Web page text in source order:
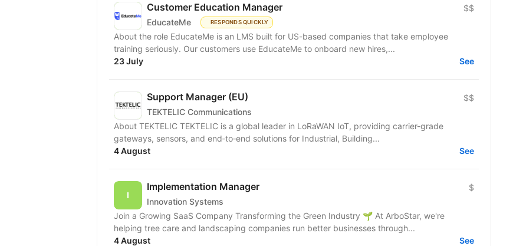
Customer Education Manager
EducateMe RESPONDS QUICKLY
$$
About the role EducateMe is an LMS built for US-based companies that take employee
training seriously. Our customers use EducateMe to onboard new hires,...
23 July
See
Support Manager (EU)
TEKTELIC Communications
$$
About TEKTELIC TEKTELIC is a global leader in LoRaWAN IoT, providing carrier-grade
gateways, sensors, and end‑to‑end solutions for Industrial, Building...
4 August
See
Implementation Manager
Innovation Systems
$
Join a Growing SaaS Company Transforming the Green Industry 🌱 At ArboStar, we're
helping tree care and landscaping companies run better businesses through...
4 August
See